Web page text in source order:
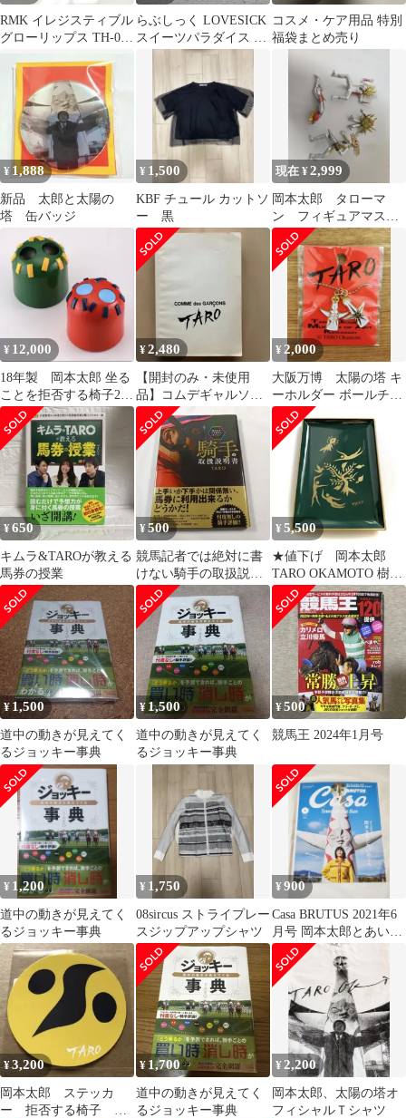
RMK イレジスティブル
グローリップス TH-02
ベビースカイ 限定
らぶしっく LOVESICK
スイーツパラダイス コ
ラボ 缶バッジ
【TARO】
コスメ・ケア用品 特別
福袋まとめ売り
¥ 1,888
新品 太郎と太陽の
塔 缶バッジ
¥ 1,500
KBF チュール カットソ
ー 黒
現在 ¥2,999
岡本太郎 タローマ
ン フィギュアマスコ
ット 爆発する芸術の
巨人 タローマン
¥ 12,000
18年製 岡本太郎 坐る
ことを拒否する椅子2
ソフビフィギュア
赤 緑 コンプ
¥2,480
【開封のみ・未使用
品】コムデギャルソ
ン 岡本太郎 ノート
¥ 2,000
大阪万博 太陽の塔 キ
ーホルダー ボールチェ
ーン
¥650
キムラ&TAROが教える
馬券の授業
¥500
競馬記者では絶対に書
けない騎手の取扱説明
書
¥5,500
★値下げ 岡本太郎
TARO OKAMOTO 樹脂
トレー アート
¥ 1,500
道中の動きが見えてく
るジョッキー事典
¥ 1,500
道中の動きが見えてく
るジョッキー事典
¥500
競馬王 2024年1月号
¥ 1,200
道中の動きが見えてく
るジョッキー事典
¥ 1,750
08sircus ストライプレー
スジップアップシャツ
¥900
Casa BRUTUS 2021年6
月号 岡本太郎とあいみ
ょん
¥3,200
岡本太郎 ステッカ
ー 拒否する椅子 直
¥1,700
道中の動きが見えてく
るジョッキー事典
¥ 2,200
岡本太郎、太陽の塔オ
フィシャルＴシャツ